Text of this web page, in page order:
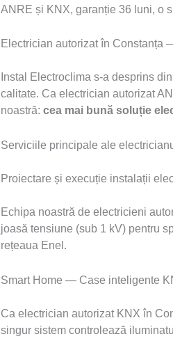
ANRE și KNX, garanție 36 luni, o
Electrician autorizat în Constanța
Instal Electroclima s-a desprins
calitate. Ca electrician autorizat
noastră: cea mai bună soluție
Serviciile principale ale
Proiectare și execuție instalații
Echipa noastră de electricieni
joasă tensiune (sub 1 kV) pentru
rețeaua Enel.
Smart Home — Case inteligente
Ca electrician autorizat KNX în
singur sistem controlează